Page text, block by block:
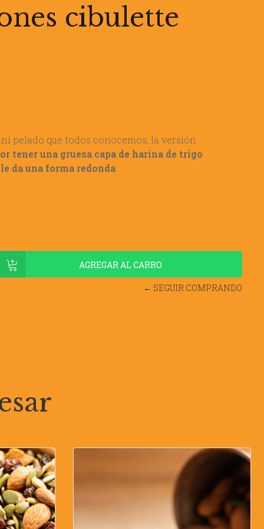
cibulette
pelado que todos conocemos, la versión
tener una gruesa capa de harina de trigo
da una forma redonda
← SEGUIR COMPRANDO